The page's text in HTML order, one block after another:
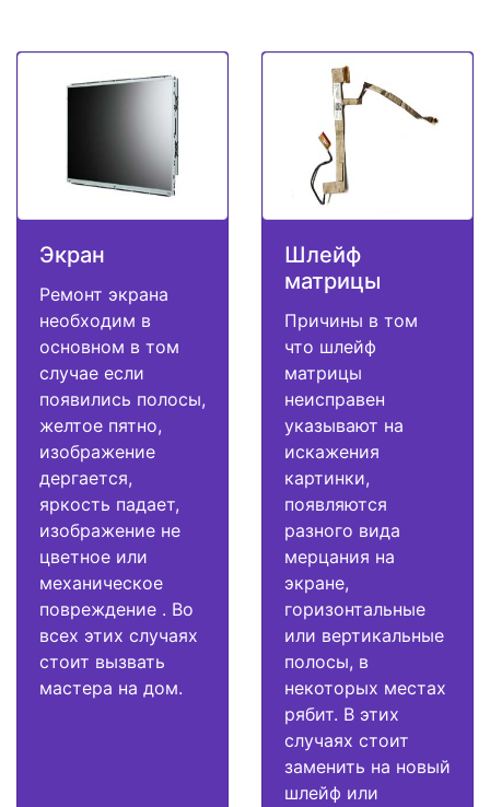
Экран
Ремонт экрана
необходим в
основном в том
случае если
появились полосы,
желтое пятно,
изображение
дергается,
яркость падает,
изображение не
цветное или
механическое
повреждение . Во
всех этих случаях
стоит вызвать
мастера на дом.
Шлейф
матрицы
Причины в том
что шлейф
матрицы
неисправен
указывают на
искажения
картинки,
появляются
разного вида
мерцания на
экране,
горизонтальные
или вертикальные
полосы, в
некоторых местах
рябит. В этих
случаях стоит
заменить на новый
шлейф или